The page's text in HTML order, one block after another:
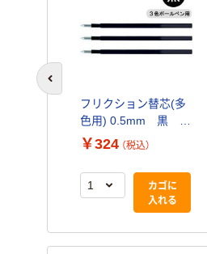
フリクション替芯(多
色用) 0.5mm 黒
LFBTRF30EF3B 3
￥324 （税込）
カゴに
入れる